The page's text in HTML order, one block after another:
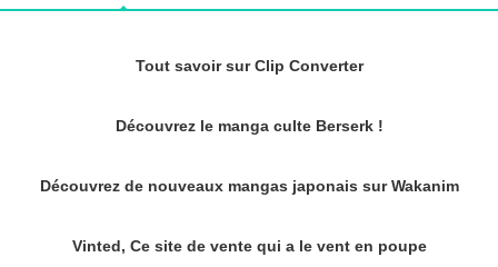
Tout savoir sur Clip Converter
Découvrez le manga culte Berserk !
Découvrez de nouveaux mangas japonais sur Wakanim
Vinted, Ce site de vente qui a le vent en poupe